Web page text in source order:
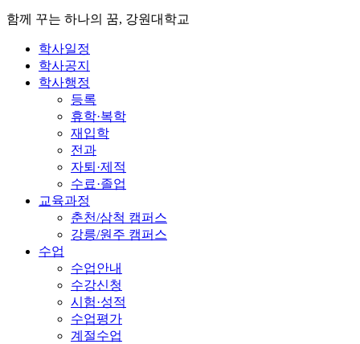
함께 꾸는 하나의 꿈, 강원대학교
학사일정
학사공지
학사행정
등록
휴학·복학
재입학
전과
자퇴·제적
수료·졸업
교육과정
춘천/삼척 캠퍼스
강릉/원주 캠퍼스
수업
수업안내
수강신청
시험·성적
수업평가
계절수업